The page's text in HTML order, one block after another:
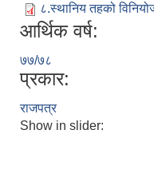
८.स्थानिय तहको
आर्थिक वर्ष:
७७/७८
प्रकार:
राजपत्र
Show in slider: